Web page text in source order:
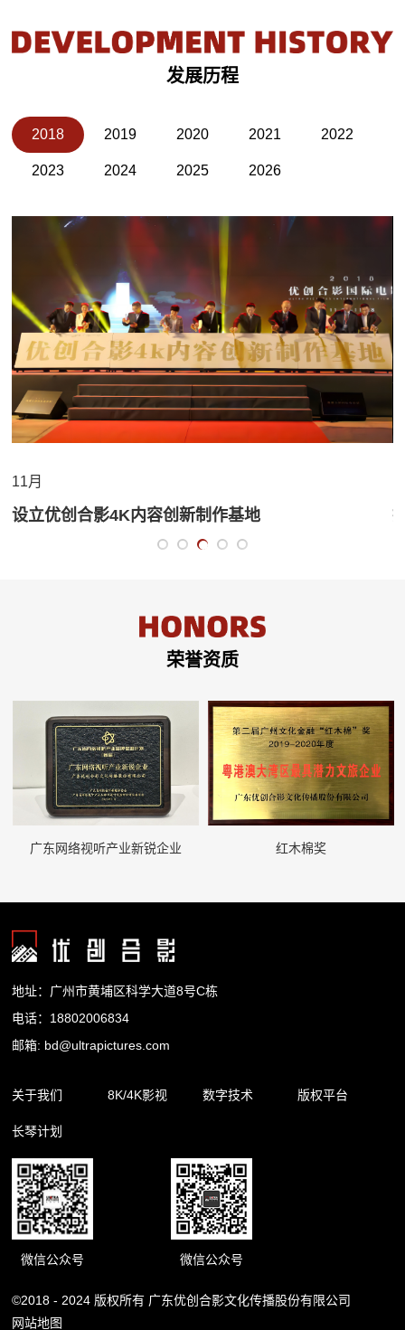
发展历程
2018 2019 2020 2021 2022
2023 2024 2025 2026
11月
设立优创合影4K内容创新制作基地
荣誉资质
广东网络视听产业新锐企业 红木棉奖
地址：广州市黄埔区科学大道8号C栋
电话：18802006834
邮箱: bd@ultrapictures.com
关于我们
企业简介
企业新闻
8K/4K影视
影视出品
影视制作
数字技术
杜比全景声
扩展现实
版权平台
长琴计划
微信公众号 微信公众号
©2018 - 2024 版权所有 广东优创合影文化传播股份有限公司
网站地图